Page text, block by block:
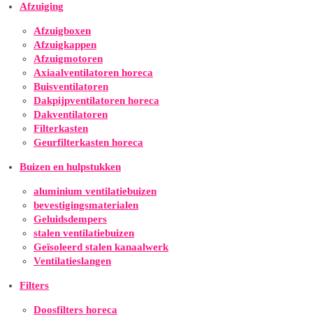
Afzuiging
Afzuigboxen
Afzuigkappen
Afzuigmotoren
Axiaalventilatoren horeca
Buisventilatoren
Dakpijpventilatoren horeca
Dakventilatoren
Filterkasten
Geurfilterkasten horeca
Buizen en hulpstukken
aluminium ventilatiebuizen
bevestigingsmaterialen
Geluidsdempers
stalen ventilatiebuizen
Geïsoleerd stalen kanaalwerk
Ventilatieslangen
Filters
Doosfilters horeca